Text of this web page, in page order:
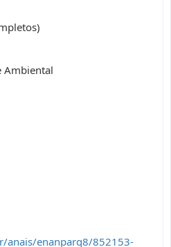
Ambiental
anais/enanparq8/852153-